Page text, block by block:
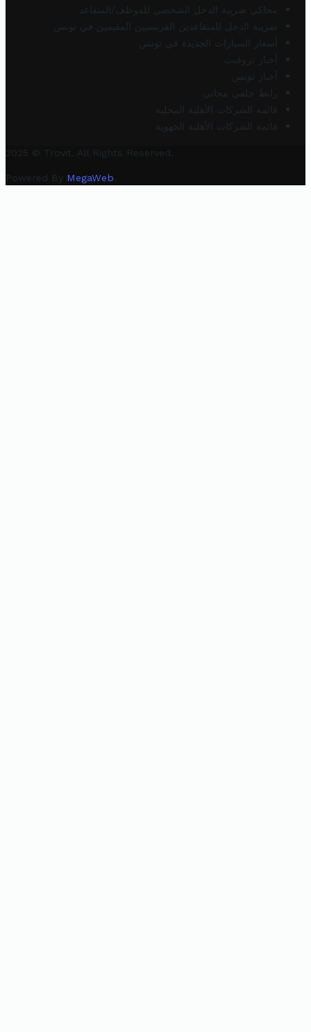
محاكي ضريبة الدخل الشخصي للموظف/المتقاعد
ضريبة الدخل للمتقاعدين الفرنسيين المقيمين في تونس
أسعار السيارات الجديدة في تونس
أخبار تروفيت
أخبار تونس
رابط خلفي مجاني
قائمة الشركات الأهلية المحلية
قائمة الشركات الأهلية الجهوية
2025 © Trovit. All Rights Reserved.
Powered By MegaWeb